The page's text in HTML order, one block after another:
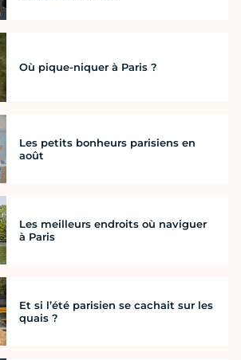
Où pique-niquer à Paris ?
Les petits bonheurs parisiens en
août
Les meilleurs endroits où naviguer
à Paris
Et si l’été parisien se cachait sur les
quais ?